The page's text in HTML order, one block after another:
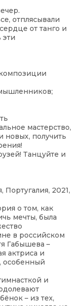
отплясывали
от танго и
эти
мастерство,
новых, получить
Танцуйте и
2021,
о том, как
мечты, была
в российском
Габышева –
актриса и
особенный
и
– из тех,